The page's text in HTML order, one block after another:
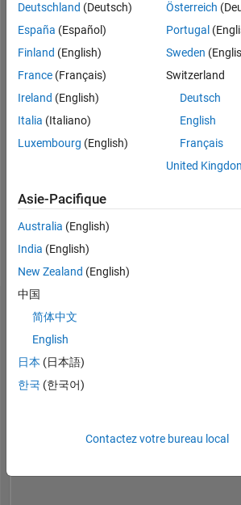
Programming
Languages:
Python,
C++,
C,
MATLAB,
Assembly,
Languages:
English,
Chinese,
German
Pronouns:
He/him
Tableau de bord
Deutschland (Deutsch)
España (Español)
Finland (English)
France (Français)
Ireland (English)
Italia (Italiano)
Luxembourg (English)
Österreich
Portugal
Sweden
Switzerland
Deutsch
English
Français
United
Asie-Pacifique
Australia (English)
India (English)
New Zealand (English)
中国
简体中文
English
日本 (日本語)
한국 (한국어)
Contactez votre bureau local